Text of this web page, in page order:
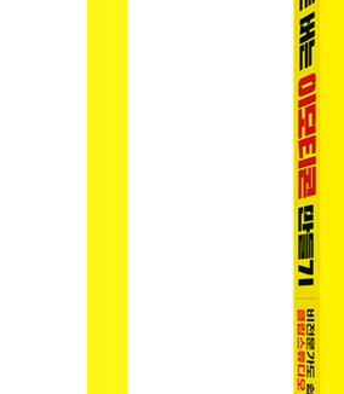
모션 애니메이션 만들기 / 애니
타임라인 창의 기능 익히기 /
애니메이션 환경 세팅하기 /
어니언 스킨 유효화를 이용해
편하게 밑그림 그리기 / 채색
텍스트 작업 순서 / 클립스튜
● 이모티콘 작가 인터뷰: 판다
6. 제안하기: 이모티콘 제안 팁
이모티콘 제안하기 / 내 이모